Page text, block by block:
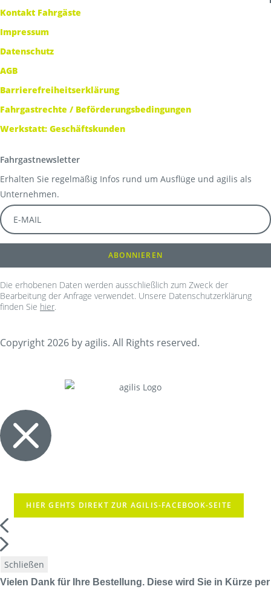
Kontakt Fahrgäste
Impressum
Datenschutz
AGB
Barrierefreiheitserklärung
Fahrgastrechte / Beförderungsbedingungen
Werkstatt: Geschäftskunden
Fahrgastnewsletter
Erhalten Sie regelmäßig Infos rund um Ausflüge und agilis als
Unternehmen.
Die erhobenen Daten werden ausschließlich zum Zweck der
Bearbeitung der Anfrage verwendet. Unsere Datenschutzerklärung
finden Sie hier.
Copyright 2026 by agilis. All Rights reserved.
HIER GEHTS DIREKT ZUR AGILIS-FACEBOOK-SEITE
Schließen
Vielen Dank für Ihre Bestellung. Diese wird Sie in Kürze per